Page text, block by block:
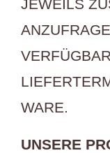
JEWEILS
WARE.
UNSERE